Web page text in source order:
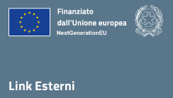
Link Esterni